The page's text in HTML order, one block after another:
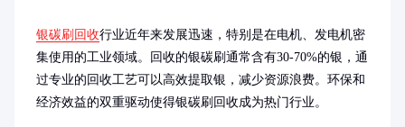
银碳刷回收行业近年来发展迅速，特别是在电机、发电机密
集使用的工业领域。回收的银碳刷通常含有30-70%的银，通
过专业的回收工艺可以高效提取银，减少资源浪费。环保和
经济效益的双重驱动使得银碳刷回收成为热门行业。